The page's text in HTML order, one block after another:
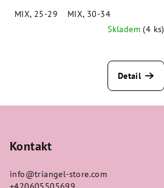
MIX, 25-29
MIX, 30-34
Skladem(4 ks)
Detail
Kontakt
info@triangel-store.com